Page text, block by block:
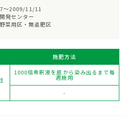
～2009/11/11
発センター
菜用区・無追肥区
施肥方法
1000倍希釈液を底から染み出るまで毎
週施用
-